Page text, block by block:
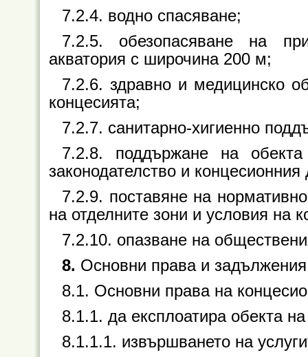
7.2.4. водно спасяване;
7.2.5. обезопасяване на
акватория с широчина 200 м;
7.2.6. здравно и медицинско
концесията;
7.2.7. санитарно-хигиенно
7.2.8. поддържане на
законодателство и концесионния
7.2.9. поставяне на
на отделните зони и условия на
7.2.10. опазване на
8. Основни права и
8.1. Основни права на
8.1.1. да експлоатира обекта
8.1.1.1. извършването на